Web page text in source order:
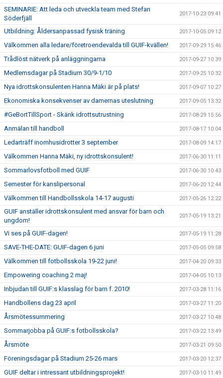
SEMINARIE: Att leda och utveckla team med Stefan
Söderfjäll
2017-10-23 09:41
Utbildning: Åldersanpassad fysisk träning 2017-10-05 09:12
Välkommen alla ledare/företroendevalda till GUIF-kvällen! 2017-09-29 15:46
Trådlöst nätverk på anläggningarna 2017-09-27 10:39
Medlemsdagar på Stadium 30/9-1/10 2017-09-25 10:32
Nya idrottskonsulenten Hanna Mäki är på plats! 2017-09-07 10:27
Ekonomiska konsekvenser av damernas uteslutning 2017-09-05 13:32
#GeBortTillSport - Skänk idrottsutrustning 2017-08-29 15:56
Anmälan till handboll 2017-08-17 10:04
Ledarträff inomhusidrotter 3 september 2017-08-09 14:17
Välkommen Hanna Mäki, ny idrottskonsulent! 2017-06-30 11:11
Sommarlovsfotboll med GUIF 2017-06-30 10:43
Semester för kanslipersonal 2017-06-20 12:44
Välkommen till Handbollsskola 14-17 augusti 2017-05-26 12:22
GUIF anställer idrottskonsulent med ansvar för barn och
ungdom!
2017-05-19 13:21
Vi ses på GUIF-dagen! 2017-05-19 11:28
SAVE-THE-DATE: GUIF-dagen 6 juni 2017-05-05 09:58
Välkommen till fotbollsskola 19-22 juni! 2017-04-20 09:33
Empowering coaching 2 maj! 2017-04-05 10:13
Inbjudan till GUIF:s klasslag för barn f. 2010! 2017-03-28 11:16
Handbollens dag 23 april 2017-03-27 11:20
Årsmötessummering 2017-03-27 10:48
Sommarjobba på GUIF:s fotbollsskola? 2017-03-22 13:49
Årsmöte 2017-03-21 09:50
Föreningsdagar på Stadium 25-26 mars 2017-03-20 12:37
GUIF deltar i intressant utbildningsprojekt! 2017-03-10 11:49